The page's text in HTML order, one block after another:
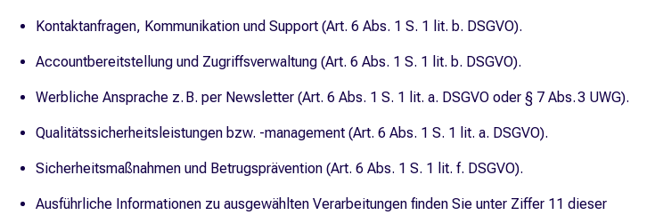
Kontaktanfragen, Kommunikation und Support (Art. 6 Abs. 1 S. 1 lit. b. DSGVO).
Accountbereitstellung und Zugriffsverwaltung (Art. 6 Abs. 1 S. 1 lit. b. DSGVO).
Werbliche Ansprache z. B. per Newsletter (Art. 6 Abs. 1 S. 1 lit. a. DSGVO oder § 7 Abs. 3 UWG).
Qualitätssicherheitsleistungen bzw. -management (Art. 6 Abs. 1 S. 1 lit. a. DSGVO).
Sicherheitsmaßnahmen und Betrugsprävention (Art. 6 Abs. 1 S. 1 lit. f. DSGVO).
Ausführliche Informationen zu ausgewählten Verarbeitungen finden Sie unter Ziffer 11 dieser